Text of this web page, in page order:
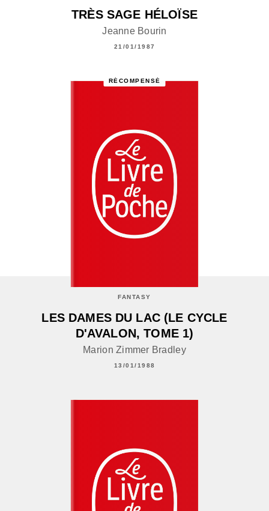
TRÈS SAGE HÉLOÏSE
Jeanne Bourin
21/01/1987
RÉCOMPENSÉ
FANTASY
LES DAMES DU LAC (LE CYCLE
D'AVALON, TOME 1)
Marion Zimmer Bradley
13/01/1988